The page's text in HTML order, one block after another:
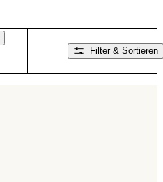
Filter & Sortieren